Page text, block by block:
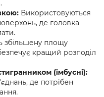
Використовуються
де головка
збільшену площу
кращий розподіл
(імбусні):
де потрібен